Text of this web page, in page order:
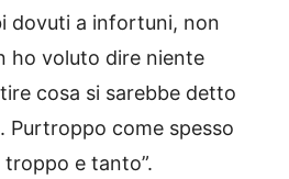
dovuti a infortuni, non
ho voluto dire niente
cosa si sarebbe detto
Purtroppo come spesso
e tanto”.